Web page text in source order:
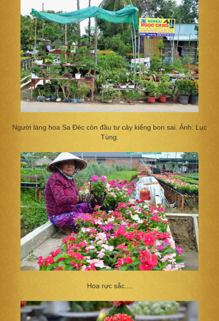
Người làng hoa Sa Đéc còn đầu tư cây kiểng bon sai. Ảnh: Lục
Tùng.
Hoa rực sắc....